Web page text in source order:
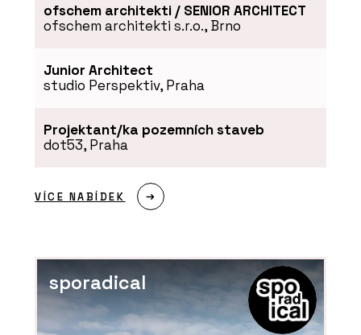
ofschem architekti / SENIOR ARCHITECT
ofschem architekti s.r.o., Brno
Junior Architect
studio Perspektiv, Praha
Projektant/ka pozemních staveb
dot53, Praha
VÍCE NABÍDEK
sporadical